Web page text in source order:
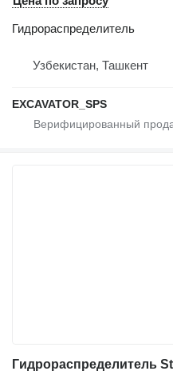
Гидрораспределитель
Узбекистан, Ташкент
EXCAVATOR_SPS